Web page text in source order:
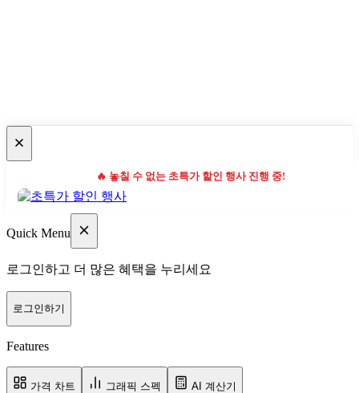
🔥 놓칠 수 없는 초특가 할인 행사 진행 중!
Quick Menu
로그인하고 더 많은 혜택을 누리세요
로그인하기
Features
가격 차트 그래픽 스펙 AI 계산기